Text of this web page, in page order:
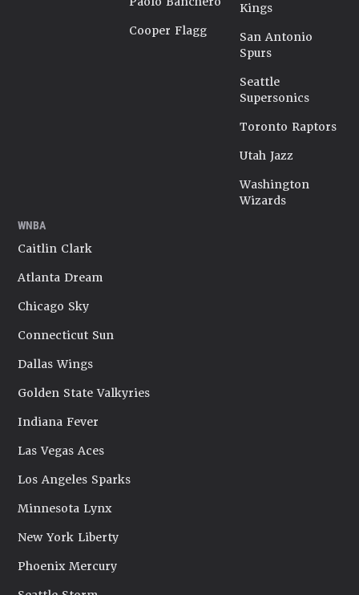
Cooper Flagg
Kings
San Antonio
Spurs
Seattle
Supersonics
Toronto Raptors
Utah Jazz
Washington
Wizards
WNBA
Caitlin Clark
Atlanta Dream
Chicago Sky
Connecticut Sun
Dallas Wings
Golden State Valkyries
Indiana Fever
Las Vegas Aces
Los Angeles Sparks
Minnesota Lynx
New York Liberty
Phoenix Mercury